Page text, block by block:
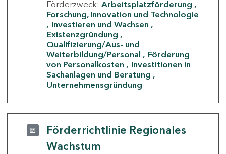
Förderzweck: Arbeitsplatzförderung
Forschung, Innovation und Technologie
Investieren und Wachsen
Existenzgründung
Qualifizierung/Aus- und
Weiterbildung/Personal
Förderung
von Personalkosten
Investitionen in
Sachanlagen und Beratung
Unternehmensgründung
Förderrichtlinie Regionales
Wachstum